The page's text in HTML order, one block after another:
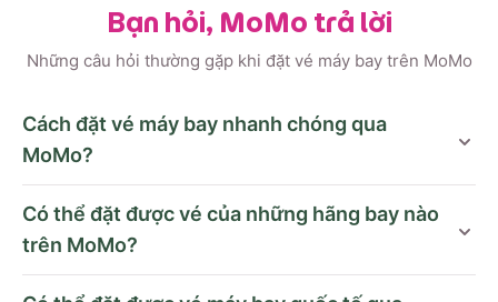
Bạn hỏi, MoMo trả lời
Những câu hỏi thường gặp khi đặt vé máy bay trên MoMo
Cách đặt vé máy bay nhanh chóng qua
MoMo?
Có thể đặt được vé của những hãng bay nào
trên MoMo?